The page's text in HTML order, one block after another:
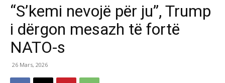
“S’kemi nevojë për ju”, Trump
i dërgon mesazh të fortë
NATO-s
26 Mars, 2026